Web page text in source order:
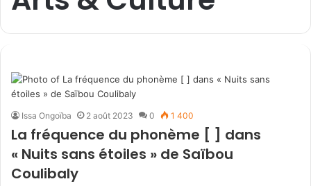
Issa Ongoïba 2 août 2023 0 1 400
La fréquence du phonème [ ] dans
« Nuits sans étoiles » de Saïbou
Coulibaly